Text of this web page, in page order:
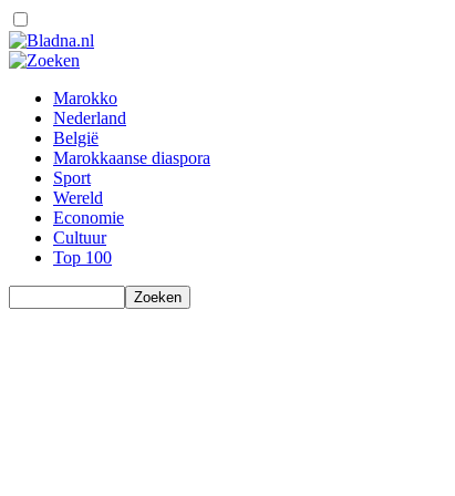
Marokko
Nederland
België
Marokkaanse diaspora
Sport
Wereld
Economie
Cultuur
Top 100